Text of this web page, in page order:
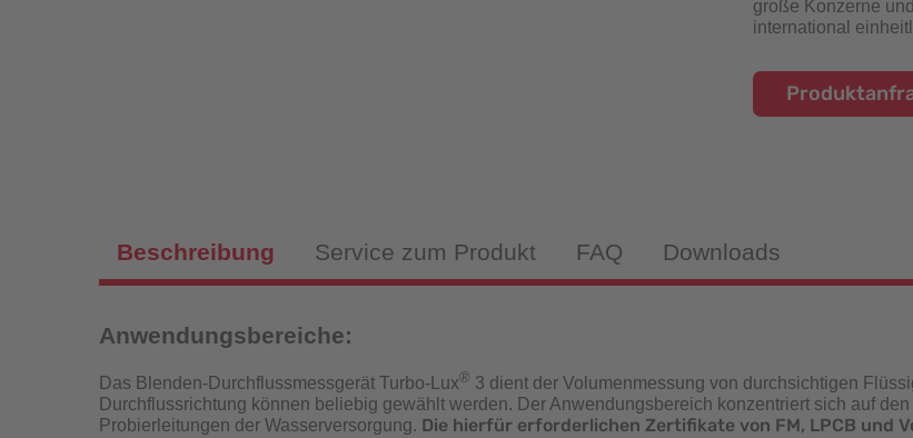
Füllstandanzeiger
Prüfgeräte
große Konzerne
international
Beschreibung Service zum Produkt FAQ Downloads
Anwendungsbereiche:
Das Blenden-Durchflussmessgerät Turbo-Lux® 3 dient der Volumenmessung von durchsichtigen
Durchflussrichtung können beliebig gewählt werden. Der Anwendungsbereich konzentriert sich auf
Probierleitungen der Wasserversorgung. Die hierfür erforderlichen Zertifikate von FM, LPCB und